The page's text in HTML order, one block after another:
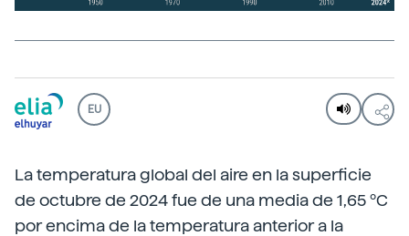
EU
La temperatura global del aire en la superficie
de octubre de 2024 fue de una media de 1,65 ºC
por encima de la temperatura anterior a la